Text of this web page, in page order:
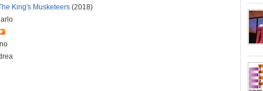
King's Musketeers (2018)